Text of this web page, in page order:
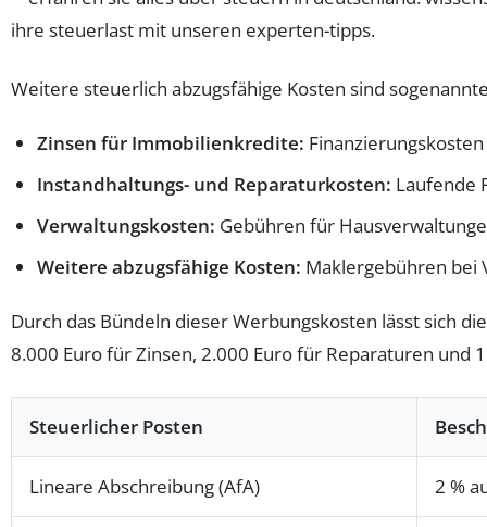
Weitere steuerlich abzugsfähige Kosten sind
Zinsen für Immobilienkredite:
Instandhaltungs- und Reparaturkosten: Laufende
Verwaltungskosten: Gebühren für
Weitere abzugsfähige Kosten: Maklergebühren bei
Durch das Bündeln dieser Werbungskosten lässt sich
8.000 Euro für Zinsen, 2.000 Euro für Reparaturen
Steuerlicher Posten
Lineare Abschreibung (AfA) 2 %